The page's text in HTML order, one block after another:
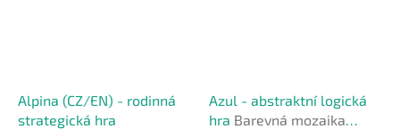
Alpina (CZ/EN) - rodinná
strategická hra
Azul - abstraktní logická
hra Barevná mozaika